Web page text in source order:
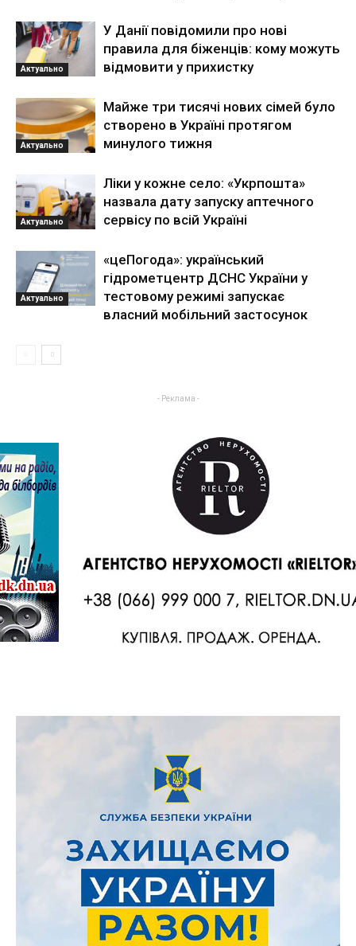
Актуально
У Данії повідомили про нові
правила для біженців: кому можуть
відмовити у прихистку
Актуально
Майже три тисячі нових сімей було
створено в Україні протягом
минулого тижня
Актуально
Ліки у кожне село: «Укрпошта»
назвала дату запуску аптечного
сервісу по всій Україні
Актуально
«цеПогода»: український
гідрометцентр ДСНС України у
тестовому режимі запускає
власний мобільний застосунок
- Реклама -